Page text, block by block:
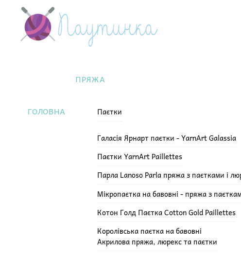
content
Menu
ГОЛОВНА
ПРЯЖА
Паєтки
Галасія Ярнарт паєтки - YarnArt Galassia
Паєтки YarnArt Paillettes
Парла Lanoso Parla пряжа з паєтками і
Мікропаєтка на бавовні - пряжа з
Котон Голд Паєтка Cotton Gold Paillettes
Королівська паєтка на бавовні
Акрилова пряжа, люрекс та паєтки